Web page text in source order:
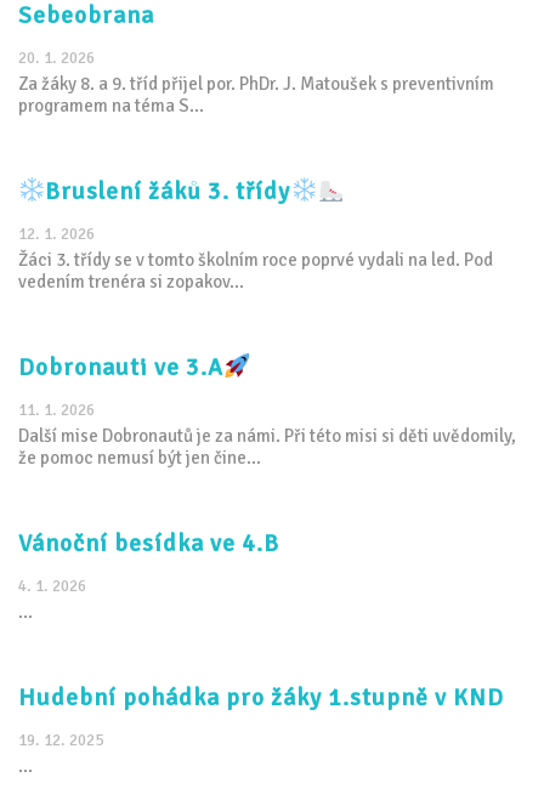
Sebeobrana
20. 1. 2026
Za žáky 8. a 9. tříd přijel por. PhDr. J. Matoušek s preventivním
programem na téma S...
Bruslení žáků 3. třídy
12. 1. 2026
Žáci 3. třídy se v tomto školním roce poprvé vydali na led. Pod
vedením trenéra si zopakov...
Dobronauti ve 3.A
11. 1. 2026
Další mise Dobronautů je za námi. Při této misi si děti uvědomily,
že pomoc nemusí být jen čine...
Vánoční besídka ve 4.B
4. 1. 2026
...
Hudební pohádka pro žáky 1.stupně v KND
19. 12. 2025
...